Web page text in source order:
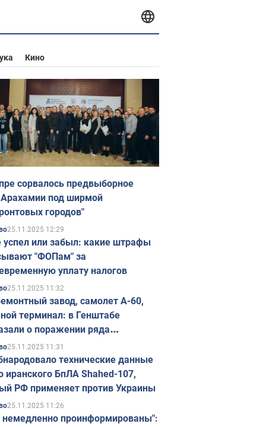
Кино
сорвалось предвыборное
Арахамии под ширмой
городов"
25.11.2025 12:29
успел или забыл: какие штрафы
"ФОПам" за
уплату налогов
25.11.2025 11:32
завод, самолет А-60,
терминал: в Генштабе
о поражении ряда
объектов России
25.11.2025 11:31
технические данные
иранского БпЛА Shahed-107,
РФ применяет против Украины
25.11.2025 11:26
проинформированы":